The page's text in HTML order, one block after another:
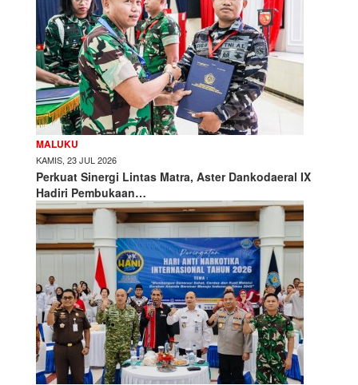
MALUKU
KAMIS, 23 JUL 2026
Perkuat Sinergi Lintas Matra, Aster Dankodaeral IX
Hadiri Pembukaan…